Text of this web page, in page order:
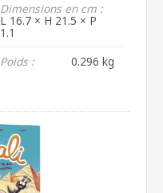
Dimensions en cm :
L 16.7 × H 21.5 × P
1.1
Poids :
0.296 kg